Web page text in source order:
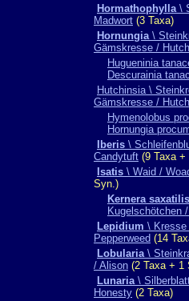
Hormathophylla\
Madwort (3 Taxa)
Hornungia\
Gämskresse /
Hugueninia
Descurainia
Hutchinsia \
Gämskresse /
Hymenolobus
Hornungia
Iberis \
Candytuft (9 Taxa +
Isatis \ Waid /
Syn.)
Kernera saxatilis
Kugelschötchen
Lepidium \ Kresse
Pepperweed (14
Lobularia\
/ Alison (2 Taxa + 1
Lunaria\
Honesty (2 Taxa)